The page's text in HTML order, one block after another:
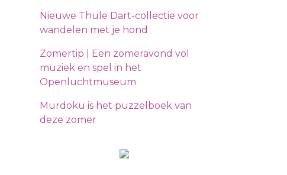
Nieuwe Thule Dart-collectie voor
wandelen met je hond
Zomertip | Een zomeravond vol
muziek en spel in het
Openluchtmuseum
Murdoku is het puzzelboek van
deze zomer